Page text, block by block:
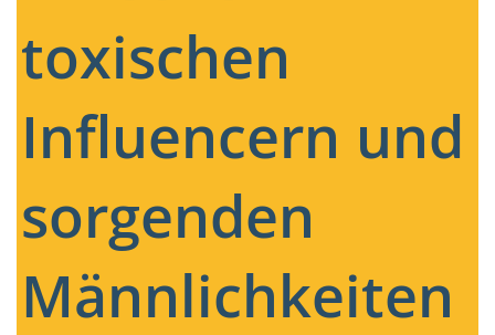
toxischen
Influencern und
sorgenden
Männlichkeiten